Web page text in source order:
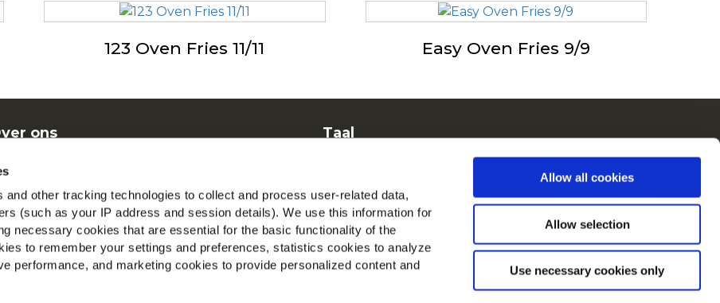
other tracking technologies to collect and process user-related data,
(such as your IP address and session details). We use this information for
necessary cookies that are essential for the basic functionality of the
to remember your settings and preferences, statistics cookies to analyze
performance, and marketing cookies to provide personalized content and
Allow all cookies
Allow selection
Use necessary cookies only
123 Oven Fries 11/11 Easy Oven Fries 9/9
ons
vragen
Taal
McCain in Europa
Bekijk alle landen
Vind ons op